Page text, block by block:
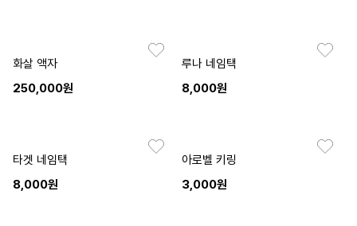
화살 액자
250,000원
루나 네임택
8,000원
타겟 네임택
8,000원
아로벨 키링
3,000원